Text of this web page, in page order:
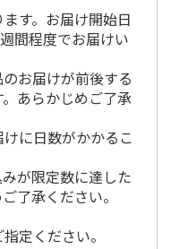
家庭用 ３
込)
福島県産ふぞろい
3,400円
(送料・税込)
す。お届け開始日
間程度でお届けい
お届けが前後する
あらかじめご了承
に日数がかかるこ
が限定数に達した
了承ください。
定ください。